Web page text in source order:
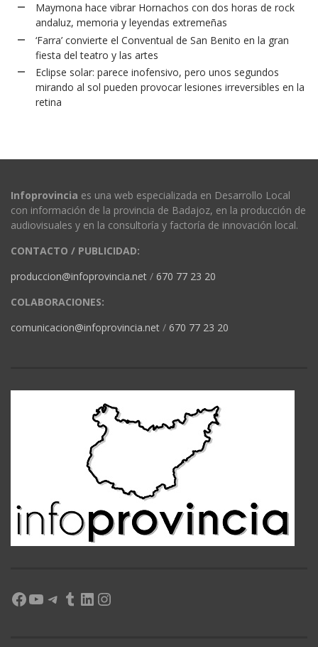
Maymona hace vibrar Hornachos con dos horas de rock
andaluz, memoria y leyendas extremeñas
‘Farra’ convierte el Conventual de San Benito en la gran
fiesta del teatro y las artes
Eclipse solar: parece inofensivo, pero unos segundos
mirando al sol pueden provocar lesiones irreversibles en la
retina
Infoprovincia es una web especializada en Desarrollo Local
con información de la provincia de Badajoz, en la producción de
audiovisuales y en la consultoría y factoría de innovación local.
CONTACTO / PUBLICIDAD:
produccion@infoprovincia.net / 670 77 23 20
COLABORACIONES:
comunicacion@infoprovincia.net / 670 77 23 20
Facebook
YouTube
Telegram
Tumblr
LinkedIn
Instagram